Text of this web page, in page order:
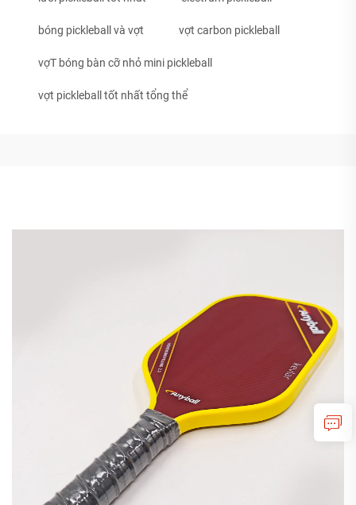
bóng pickleball và vợt vợt carbon pickleball
vợT bóng bàn cỡ nhỏ mini pickleball
vợt pickleball tốt nhất tổng thể